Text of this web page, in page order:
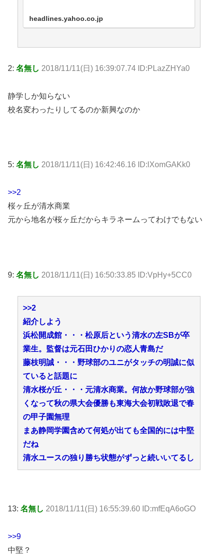
headlines.yahoo.co.jp
2: 名無し 2018/11/11(日) 16:39:07.74 ID:PLazZHYa0
静学しか知らない
校名変わったりしてるのか新興なのか
5: 名無し 2018/11/11(日) 16:42:46.16 ID:lXomGAKk0
>>2
桜ヶ丘が清水商業
元から地名が桜ヶ丘だからキラネームってわけでもない
9: 名無し 2018/11/11(日) 16:50:33.85 ID:VpHy+5CC0
>>2
紹介しよう
浜松開成館・・・松原后という清水の左SBが卒
業生。監督は元石田ひかりの恋人青島だ
藤枝明誠・・・野球部のユニがタッチの明誠に似
ていると話題に
清水桜が丘・・・元清水商業。何故か野球部が強
くなって秋の県大会優勝も東海大会初戦敗退で春
の甲子園無理
まあ静岡学園含めて何処が出ても全国的には中堅
だね
清水ユースの独り勝ち状態がずっと続いいてるし
13: 名無し 2018/11/11(日) 16:55:39.60 ID:mfEqA6oGO
>>9
中堅？